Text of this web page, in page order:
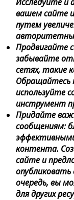
вашем сайте
путем
Продвигайте
забывайте
сетях, такие
Обращайтесь
используйте
инструмент
Придайте
сообщениям:
контента.
сайте и
очередь, вы
для других